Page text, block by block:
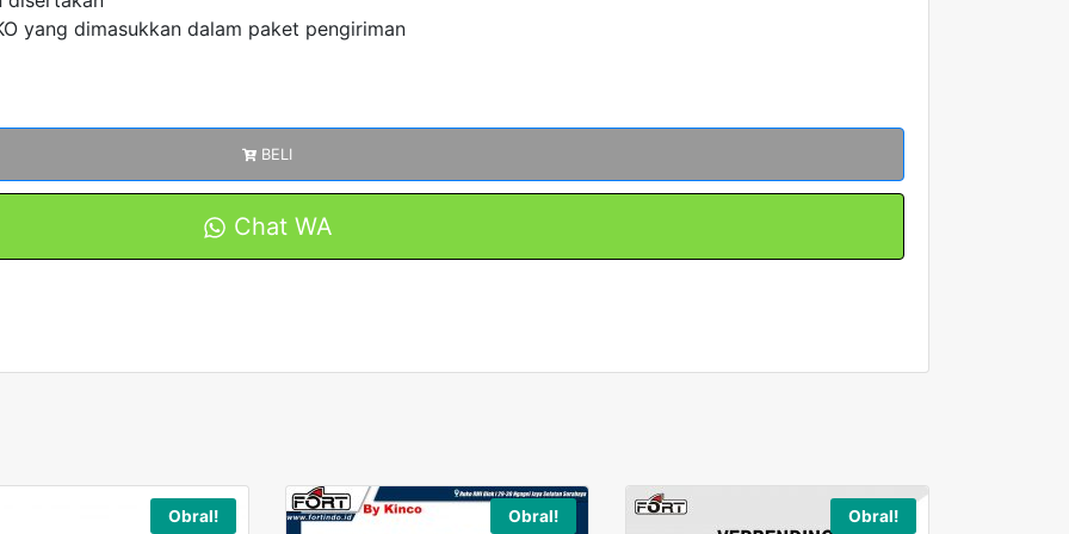
yang dimasukkan dalam paket pengiriman
BELI
Chat WA
Obral! Obral! Obral!